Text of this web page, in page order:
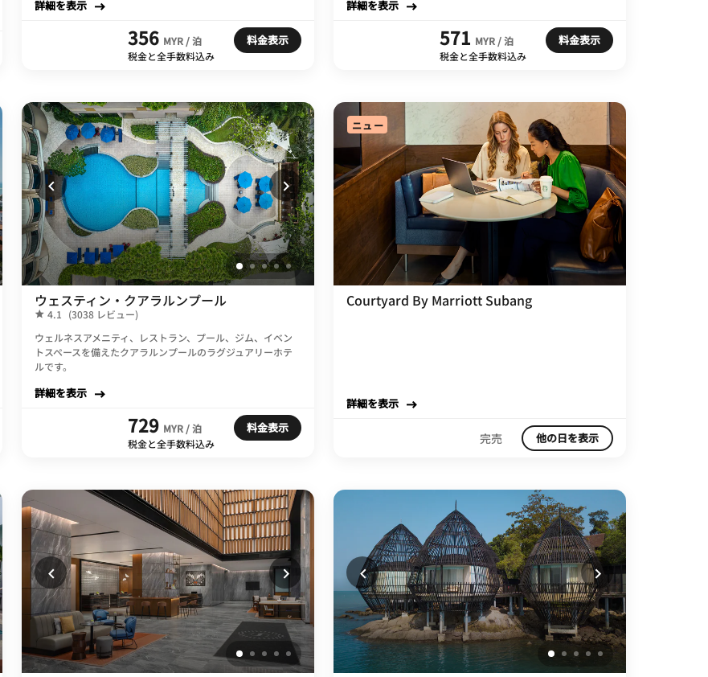
詳細を表示
356 MYR / 泊
税金と全手数料込み
料金表示
詳細を表示
571 MYR / 泊
税金と全手数料込み
料金表示
ウェスティン・クアラルンプール
4.1
(3038 レビュー)
ウェルネスアメニティ、レストラン、プール、ジム、イベン
トスペースを備えたクアラルンプールのラグジュアリーホテ
ルです。
詳細を表示
729 MYR / 泊
税金と全手数料込み
料金表示
ニュー
Courtyard By Marriott Subang
詳細を表示
完売 他の日を表示